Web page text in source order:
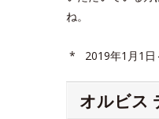
ね。
* 2019年1月1日
オルビス